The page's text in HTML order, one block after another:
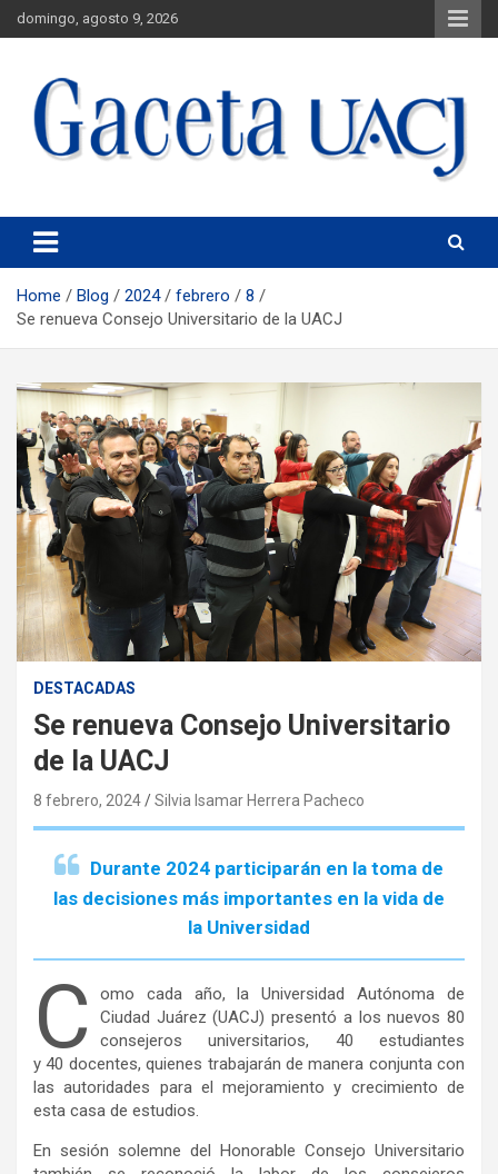
domingo, agosto 9, 2026
Gaceta UACJ
Home Blog 2024 febrero
8
Se renueva Consejo Universitario de la UACJ
DESTACADAS
Se renueva Consejo Universitario
de la UACJ
8 febrero, 2024 Silvia Isamar Herrera Pacheco
Durante 2024 participarán en la toma de
las decisiones más importantes en la vida de
la Universidad
C
omo cada año, la Universidad Autónoma de
Ciudad Juárez (UACJ) presentó a los nuevos 80
consejeros universitarios, 40 estudiantes
y 40 docentes, quienes trabajarán de manera conjunta con
las autoridades para el mejoramiento y crecimiento de
esta casa de estudios.
En sesión solemne del Honorable Consejo Universitario